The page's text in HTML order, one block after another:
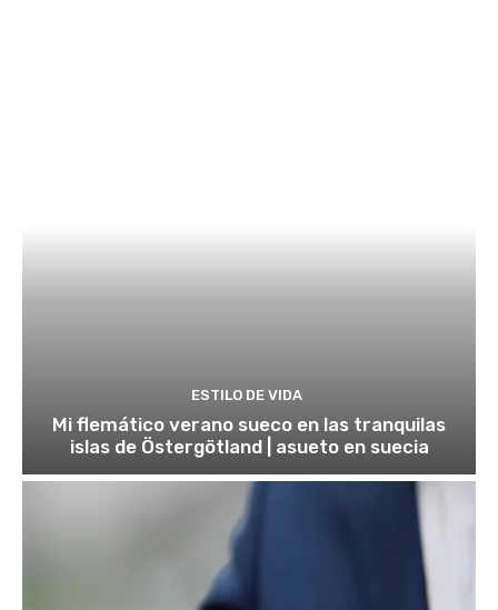
ESTILO DE VIDA
Mi flemático verano sueco en las tranquilas
islas de Östergötland | asueto en suecia